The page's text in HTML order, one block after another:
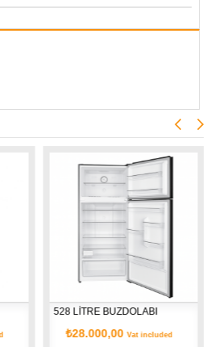
528 LİTRE BUZDOLABI
₺28.000,00Vat included